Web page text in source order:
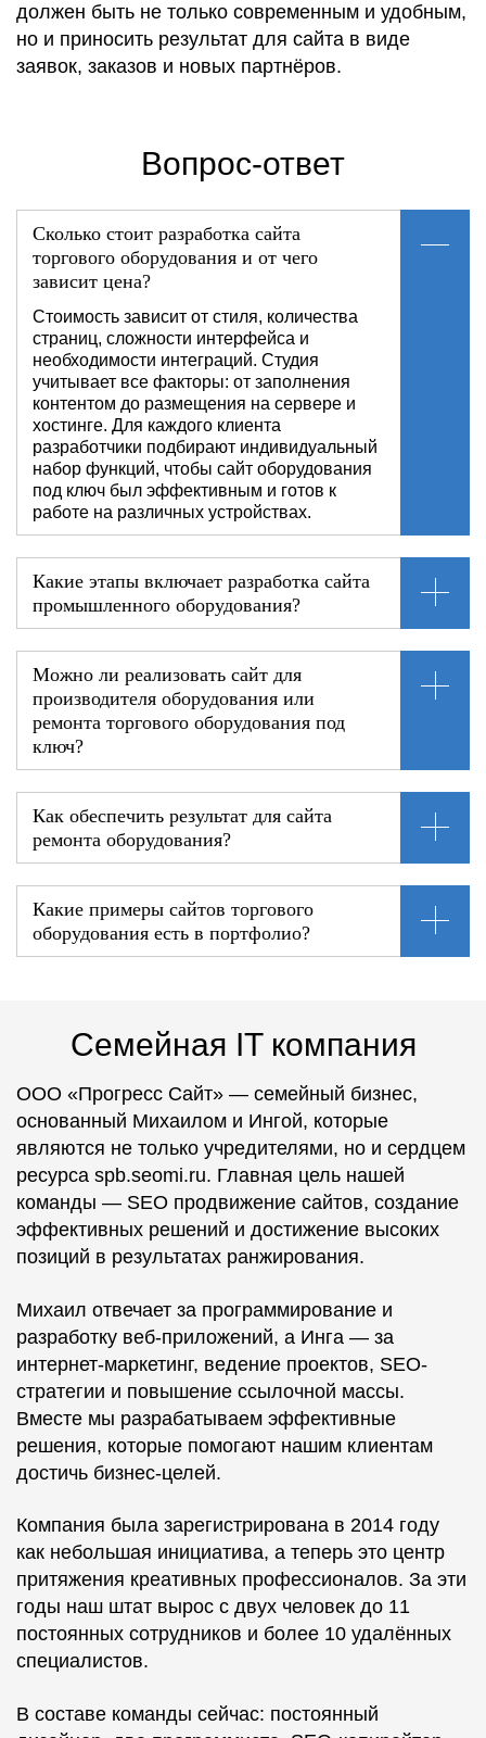
должен быть не только современным и удобным,
но и приносить результат для сайта в виде
заявок, заказов и новых партнёров.
Вопрос-ответ
Сколько стоит разработка сайта
торгового оборудования и от чего
зависит цена?
Стоимость зависит от стиля, количества
страниц, сложности интерфейса и
необходимости интеграций. Студия
учитывает все факторы: от заполнения
контентом до размещения на сервере и
хостинге. Для каждого клиента
разработчики подбирают индивидуальный
набор функций, чтобы сайт оборудования
под ключ был эффективным и готов к
работе на различных устройствах.
Какие этапы включает разработка сайта
промышленного оборудования?
Можно ли реализовать сайт для
производителя оборудования или
ремонта торгового оборудования под
ключ?
Как обеспечить результат для сайта
ремонта оборудования?
Какие примеры сайтов торгового
оборудования есть в портфолио?
Семейная IT компания
ООО «Прогресс Сайт» — семейный бизнес,
основанный Михаилом и Ингой, которые
являются не только учредителями, но и сердцем
ресурса spb.seomi.ru. Главная цель нашей
команды — SEO продвижение сайтов, создание
эффективных решений и достижение высоких
позиций в результатах ранжирования.
Михаил отвечает за программирование и
разработку веб-приложений, а Инга — за
интернет-маркетинг, ведение проектов, SEO-
стратегии и повышение ссылочной массы.
Вместе мы разрабатываем эффективные
решения, которые помогают нашим клиентам
достичь бизнес-целей.
Компания была зарегистрирована в 2014 году
как небольшая инициатива, а теперь это центр
притяжения креативных профессионалов. За эти
годы наш штат вырос с двух человек до 11
постоянных сотрудников и более 10 удалённых
специалистов.
В составе команды сейчас: постоянный